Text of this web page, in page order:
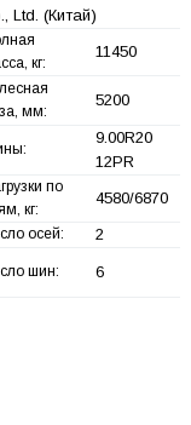
Ltd. (Китай)
кг:
11450
мм:
5200
9.00R20
12PR
по
кг:
4580/6870
осей: 2
шин: 6